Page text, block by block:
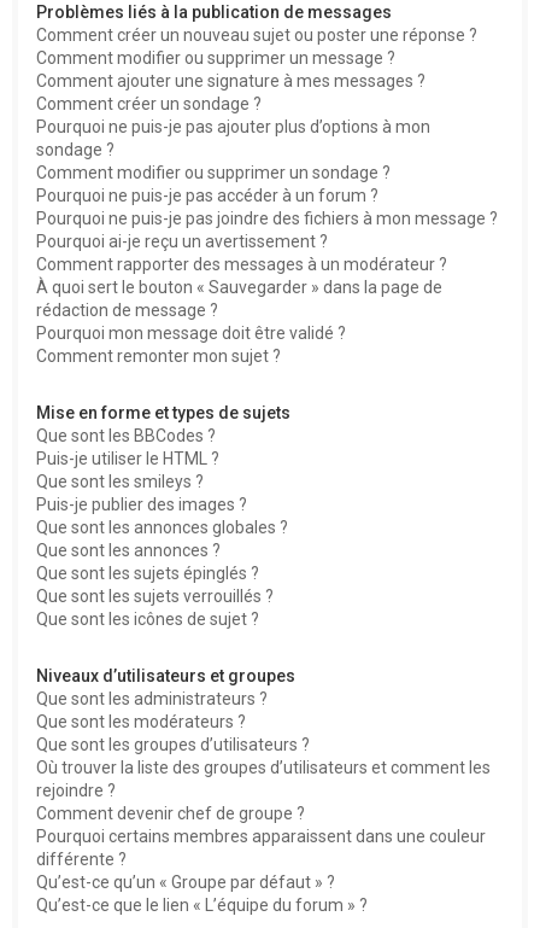
Problèmes liés à la publication de messages
Comment créer un nouveau sujet ou poster une réponse ?
Comment modifier ou supprimer un message ?
Comment ajouter une signature à mes messages ?
Comment créer un sondage ?
Pourquoi ne puis-je pas ajouter plus d’options à mon
sondage ?
Comment modifier ou supprimer un sondage ?
Pourquoi ne puis-je pas accéder à un forum ?
Pourquoi ne puis-je pas joindre des fichiers à mon message ?
Pourquoi ai-je reçu un avertissement ?
Comment rapporter des messages à un modérateur ?
À quoi sert le bouton « Sauvegarder » dans la page de
rédaction de message ?
Pourquoi mon message doit être validé ?
Comment remonter mon sujet ?
Mise en forme et types de sujets
Que sont les BBCodes ?
Puis-je utiliser le HTML ?
Que sont les smileys ?
Puis-je publier des images ?
Que sont les annonces globales ?
Que sont les annonces ?
Que sont les sujets épinglés ?
Que sont les sujets verrouillés ?
Que sont les icônes de sujet ?
Niveaux d’utilisateurs et groupes
Que sont les administrateurs ?
Que sont les modérateurs ?
Que sont les groupes d’utilisateurs ?
Où trouver la liste des groupes d’utilisateurs et comment les
rejoindre ?
Comment devenir chef de groupe ?
Pourquoi certains membres apparaissent dans une couleur
différente ?
Qu’est-ce qu’un « Groupe par défaut » ?
Qu’est-ce que le lien « L’équipe du forum » ?